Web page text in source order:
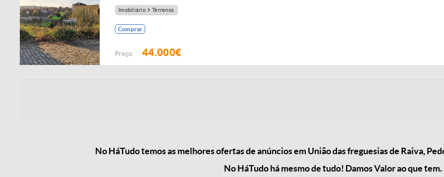
Imobiliário Terrenos
Comprar
Preço: 44.000€
No HáTudo temos as melhores ofertas de anúncios em União das freguesias de Raiva,
No HáTudo há mesmo de tudo! Damos Valor ao que tem.